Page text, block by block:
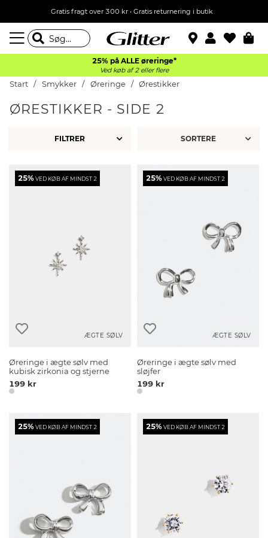
Gratis fragt over 300 kr • Gratis returnering i butik
25% på ALLE øreringe*
Ved køb af 2 eller flere
Start Smykker Øreringe Ørestikker
ØRESTIKKER - SIDE 2
FILTRER
25%VED KØB AF MINDST 2
ÆGTE SØLV
Øreringe i ægte sølv med
kubisk zirkonia og stjerne
199 kr
25%VED KØB AF MINDST 2
ÆGTE SØLV
Øreringe i ægte sølv med
sløjfer
199 kr
25%VED KØB AF MINDST 2 25%VED KØB AF MINDST 2